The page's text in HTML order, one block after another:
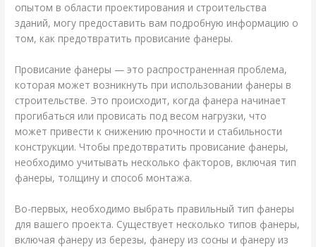
опытом в области проектирования и строительства
зданий, могу предоставить вам подробную информацию о
том, как предотвратить провисание фанеры.
Провисание фанеры — это распространенная проблема,
которая может возникнуть при использовании фанеры в
строительстве. Это происходит, когда фанера начинает
прогибаться или провисать под весом нагрузки, что
может привести к снижению прочности и стабильности
конструкции. Чтобы предотвратить провисание фанеры,
необходимо учитывать несколько факторов, включая тип
фанеры, толщину и способ монтажа.
Во-первых, необходимо выбрать правильный тип фанеры
для вашего проекта. Существует несколько типов фанеры,
включая фанеру из березы, фанеру из сосны и фанеру из